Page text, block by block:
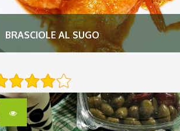
BRASCIOLE AL SUGO